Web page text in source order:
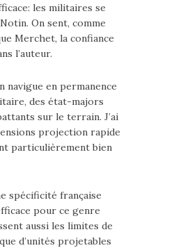
les militaires se
On sent, comme
Merchet, la confiance
l’auteur.
navigue en permanence
des état-majors
sur le terrain. J’ai
projection rapide
particulièrement bien
spécificité française
pour ce genre
aussi les limites de
d’unités projetables